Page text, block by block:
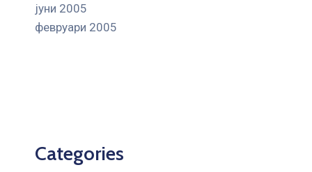
јуни 2005
февруари 2005
Categories